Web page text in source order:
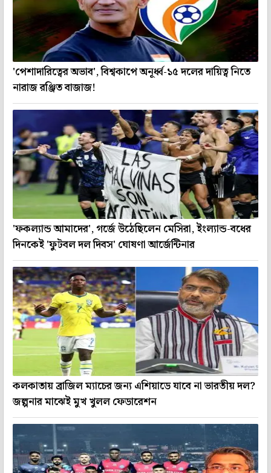
'পেশাদারিত্বের অভাব', বিশ্বকাপে অনূর্ধ্ব-১৫ দলের দায়িত্ব নিতে
নারাজ রঞ্জিত বাজাজ!
'ফকল্যান্ড আমাদের', গর্জে উঠেছিলেন মেসিরা, ইংল্যান্ড-বধের
দিনকেই 'ফুটবল দল দিবস' ঘোষণা আর্জেন্টিনার
কলকাতায় ব্রাজিল ম্যাচের জন্য এশিয়াডে যাবে না ভারতীয় দল?
জল্পনার মাঝেই মুখ খুলল ফেডারেশন